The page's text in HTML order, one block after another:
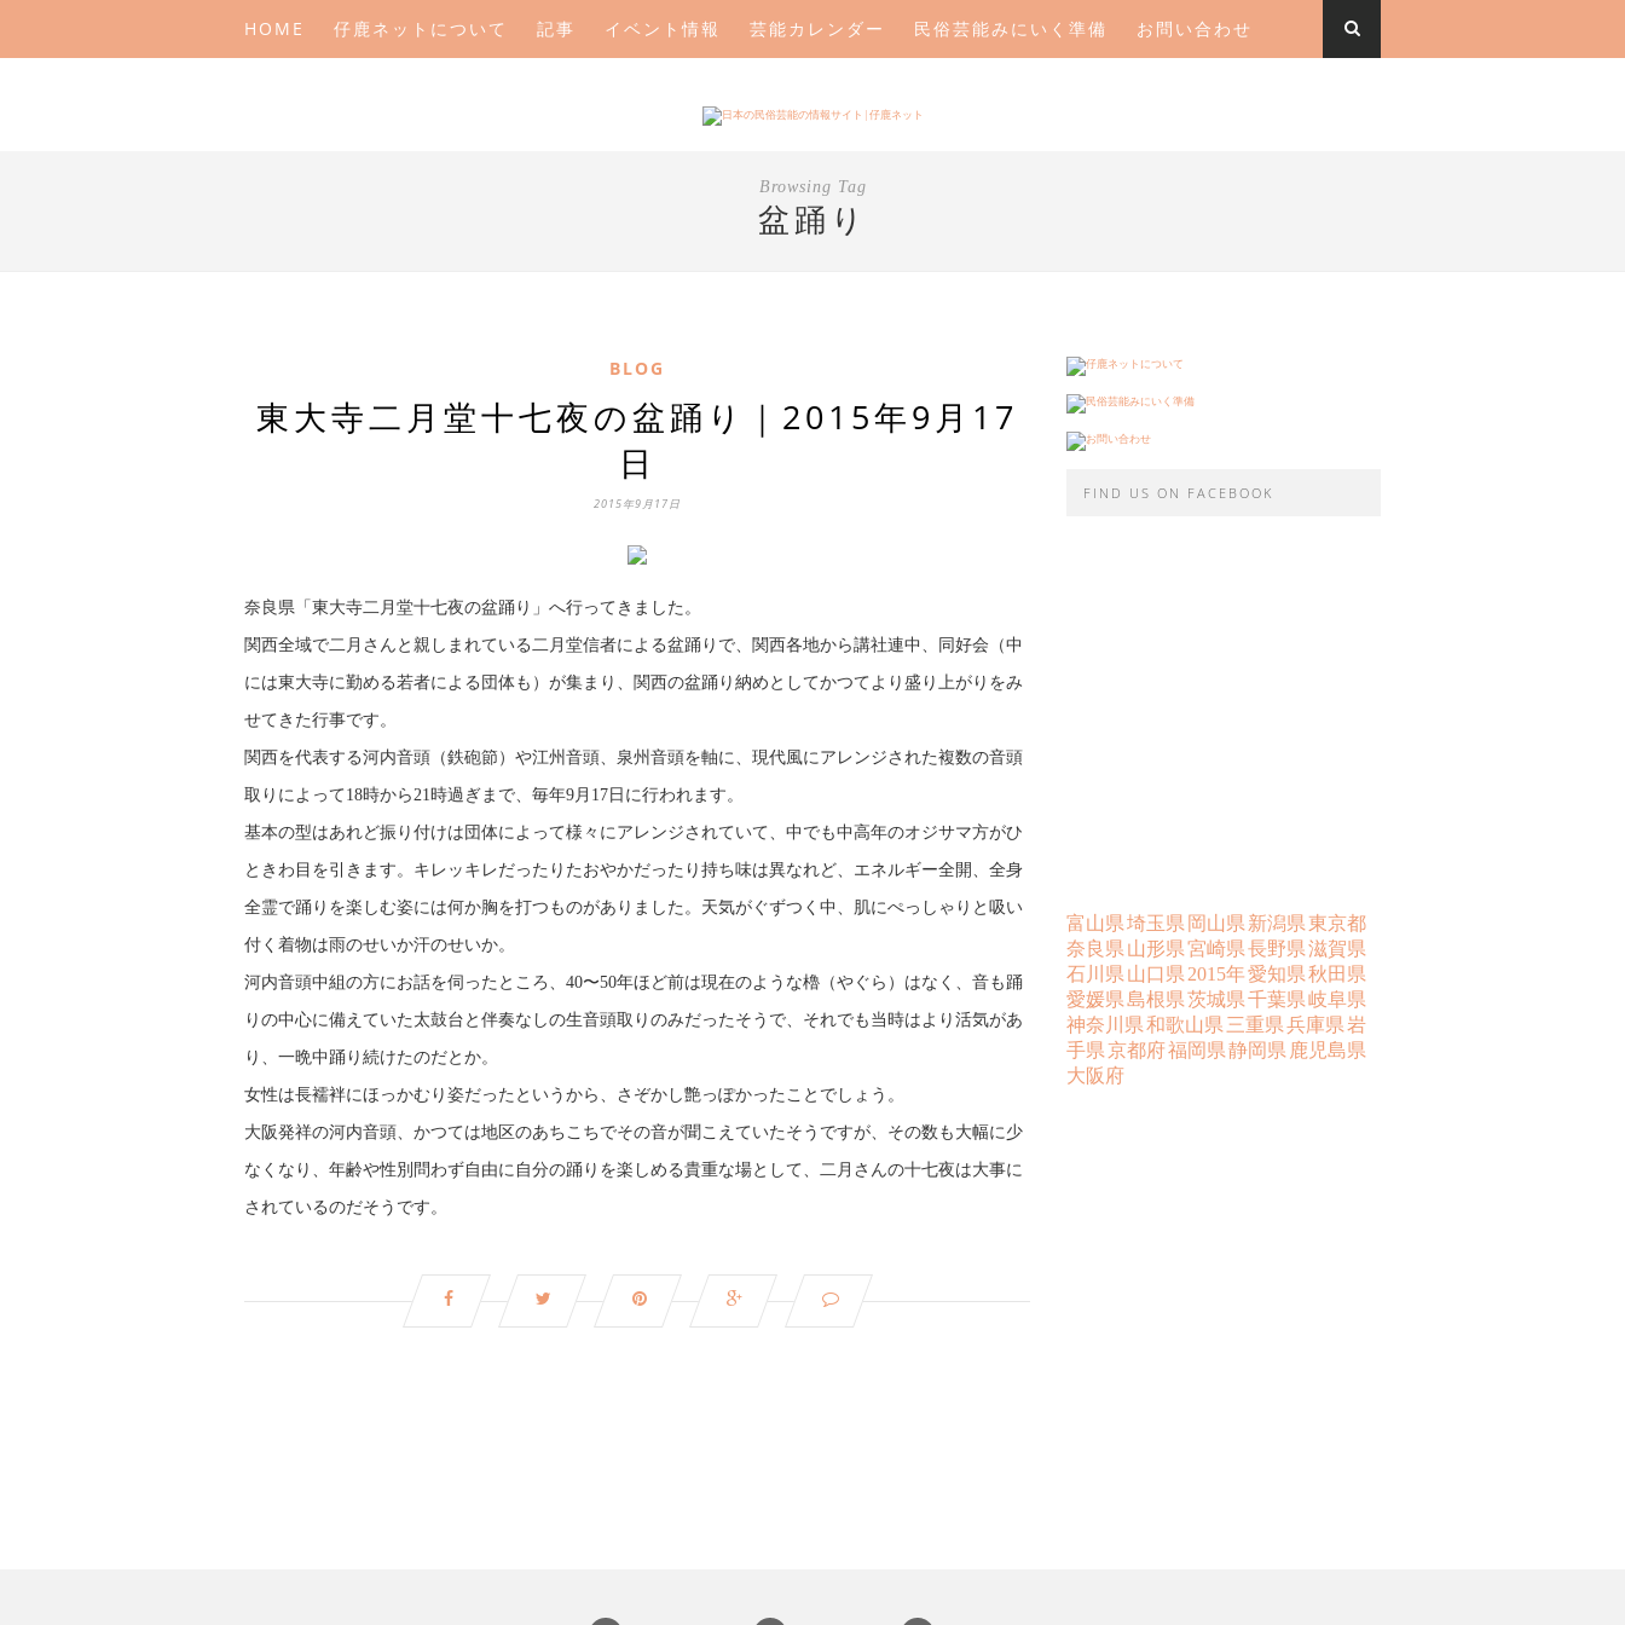
HOME 仔鹿ネットについて 記事 イベント情報 芸能カレンダー 民俗芸能みにいく準備 お問い合わせ
Browsing Tag
盆踊り
BLOG
東大寺二月堂十七夜の盆踊り｜2015年9月17
日
2015年9月17日
奈良県「東大寺二月堂十七夜の盆踊り」へ行ってきました。
関西全域で二月さんと親しまれている二月堂信者による盆踊りで、関西各地から講社連中、同好会（中
には東大寺に勤める若者による団体も）が集まり、関西の盆踊り納めとしてかつてより盛り上がりをみ
せてきた行事です。
関西を代表する河内音頭（鉄砲節）や江州音頭、泉州音頭を軸に、現代風にアレンジされた複数の音頭
取りによって18時から21時過ぎまで、毎年9月17日に行われます。
基本の型はあれど振り付けは団体によって様々にアレンジされていて、中でも中高年のオジサマ方がひ
ときわ目を引きます。キレッキレだったりたおやかだったり持ち味は異なれど、エネルギー全開、全身
全霊で踊りを楽しむ姿には何か胸を打つものがありました。天気がぐずつく中、肌にぺっしゃりと吸い
付く着物は雨のせいか汗のせいか。
河内音頭中組の方にお話を伺ったところ、40〜50年ほど前は現在のような櫓（やぐら）はなく、音も踊
りの中心に備えていた太鼓台と伴奏なしの生音頭取りのみだったそうで、それでも当時はより活気があ
り、一晩中踊り続けたのだとか。
女性は長襦袢にほっかむり姿だったというから、さぞかし艶っぽかったことでしょう。
大阪発祥の河内音頭、かつては地区のあちこちでその音が聞こえていたそうですが、その数も大幅に少
なくなり、年齢や性別問わず自由に自分の踊りを楽しめる貴重な場として、二月さんの十七夜は大事に
されているのだそうです。
FIND US ON FACEBOOK
富山県埼玉県 岡山県 新潟県東京都
奈良県 山形県宮崎県長野県滋賀県
石川県 山口県 2015年愛知県秋田県
愛媛県島根県茨城県千葉県岐阜県
神奈川県和歌山県 三重県兵庫県岩
手県京都府福岡県静岡県 鹿児島県
大阪府